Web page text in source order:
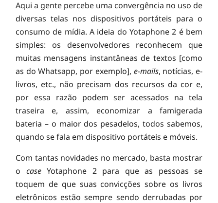
r
t
r
e
a
d
Aqui a gente percebe uma convergência no uso de
diversas telas nos dispositivos portáteis para o
consumo de mídia. A ideia do Yotaphone 2 é bem
simples: os desenvolvedores reconhecem que
muitas mensagens instantâneas de textos [como
as do Whatsapp, por exemplo], e-mails, notícias, e-
livros, etc., não precisam dos recursos da cor e,
por essa razão podem ser acessados na tela
traseira e, assim, economizar a famigerada
bateria – o maior dos pesadelos, todos sabemos,
quando se fala em dispositivo portáteis e móveis.
Com tantas novidades no mercado, basta mostrar
o caseYotaphone 2 para que as pessoas se
toquem de que suas convicções sobre os livros
eletrônicos estão sempre sendo derrubadas por